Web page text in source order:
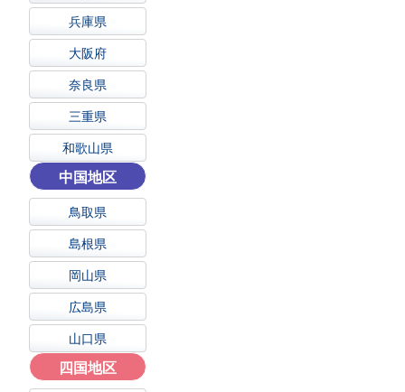
兵庫県
大阪府
奈良県
三重県
和歌山県
中国地区
鳥取県
島根県
岡山県
広島県
山口県
四国地区